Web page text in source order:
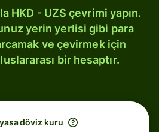
HKD - UZS çevrimi yapın.
yerin yerlisi gibi para
ve çevirmek için
bir hesaptır.
döviz kuru